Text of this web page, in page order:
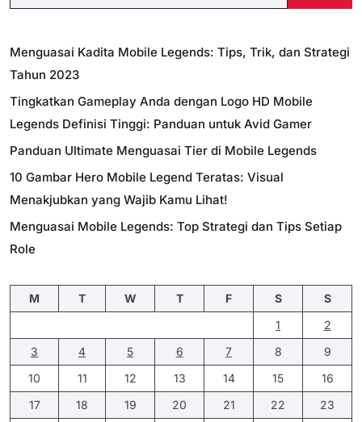
Menguasai Kadita Mobile Legends: Tips, Trik, dan Strategi
Tahun 2023
Tingkatkan Gameplay Anda dengan Logo HD Mobile
Legends Definisi Tinggi: Panduan untuk Avid Gamer
Panduan Ultimate Menguasai Tier di Mobile Legends
10 Gambar Hero Mobile Legend Teratas: Visual
Menakjubkan yang Wajib Kamu Lihat!
Menguasai Mobile Legends: Top Strategi dan Tips Setiap
Role
M T W T F S
S
1
2
3
4 5 6 7 8
9
10
11 12 13 14 15
16
17
18 19 20 21 22
23